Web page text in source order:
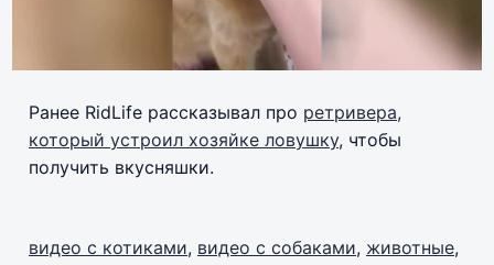
Ранее RidLife рассказывал про ретривера,
который устроил хозяйке ловушку, чтобы
получить вкусняшки.
видео с котиками, видео с собаками, животные,